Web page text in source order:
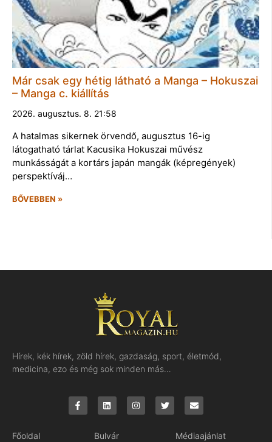
Már csak egy hétig látható a Manga – Hokuszai
– Manga c. kiállítás
2026. augusztus. 8. 21:58
A hatalmas sikernek örvendő, augusztus 16-ig
látogatható tárlat Kacusika Hokuszai művész
munkásságát a kortárs japán mangák (képregények)
perspektíváj…
BŐVEBBEN »
Hírek, kék hírek, zöld hírek, gazdaság, sport, életmód,
medicina, ezo és még sok minden más…
Főoldal
Bulvár
Médiaajánlat